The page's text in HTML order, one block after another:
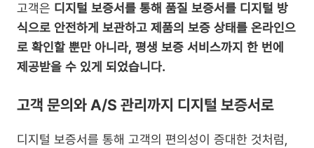
고객은 디지털 보증서를 통해 품질 보증서를 디지털 방
식으로 안전하게 보관하고 제품의 보증 상태를 온라인으
로 확인할 뿐만 아니라, 평생 보증 서비스까지 한 번에
제공받을 수 있게 되었습니다.
고객 문의와 A/S 관리까지 디지털 보증서로
디지털 보증서를 통해 고객의 편의성이 증대한 것처럼,